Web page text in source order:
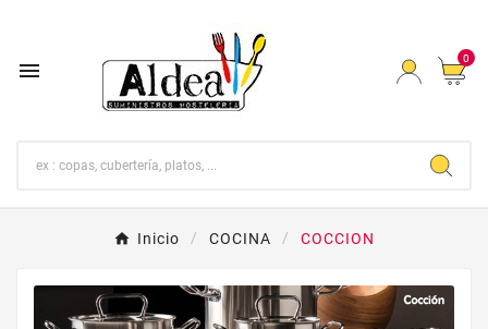
 0
Inicio COCINA COCCION